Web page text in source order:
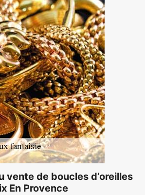
vente de boucles d’oreilles
En Provence